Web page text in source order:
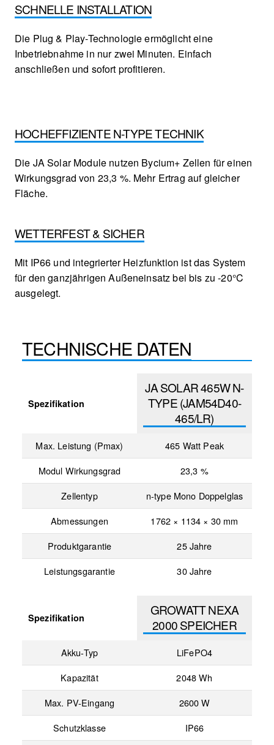
SCHNELLE INSTALLATION
Die Plug & Play-Technologie ermöglicht eine
Inbetriebnahme in nur zwei Minuten. Einfach
anschließen und sofort profitieren.
HOCHEFFIZIENTE N-TYPE TECHNIK
Die JA Solar Module nutzen Bycium+ Zellen für einen
Wirkungsgrad von 23,3 %. Mehr Ertrag auf gleicher
Fläche.
WETTERFEST & SICHER
Mit IP66 und integrierter Heizfunktion ist das System
für den ganzjährigen Außeneinsatz bei bis zu -20°C
ausgelegt.
TECHNISCHE DATEN
Spezifikation
JA SOLAR 465W N-
TYPE (JAM54D40-
465/LR)
Max. Leistung (Pmax)
465 Watt Peak
Modul Wirkungsgrad
23,3 %
Zellentyp
n-type Mono Doppelglas
Abmessungen
1762 × 1134 × 30 mm
Produktgarantie
25 Jahre
Leistungsgarantie
30 Jahre
Spezifikation
GROWATT NEXA
2000 SPEICHER
Akku-Typ
LiFePO4
Kapazität
2048 Wh
Max. PV-Eingang
2600 W
Schutzklasse
IP66